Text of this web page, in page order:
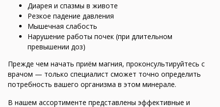
Диарея и спазмы в животе
Резкое падение давления
Мышечная слабость
Нарушение работы почек (при длительном
превышении доз)
Прежде чем начать приём магния, проконсультируйтесь с
врачом — только специалист сможет точно определить
потребность вашего организма в этом минерале.
В нашем ассортименте представлены эффективные и